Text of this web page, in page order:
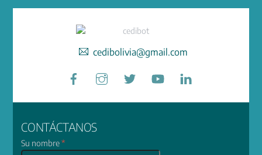
cedibolivia@gmail.com
Facebook
CONTÁCTANOS
Su nombre*